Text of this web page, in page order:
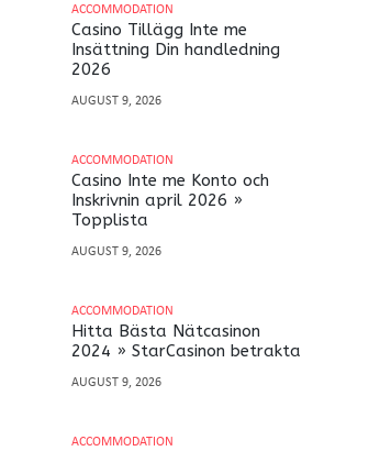
ACCOMMODATION
Casino Tillägg Inte me
Insättning Din handledning
2026
AUGUST 9, 2026
ACCOMMODATION
Casino Inte me Konto och
Inskrivnin april 2026 »
Topplista
AUGUST 9, 2026
ACCOMMODATION
Hitta Bästa Nätcasinon
2024 » StarCasinon betrakta
AUGUST 9, 2026
ACCOMMODATION